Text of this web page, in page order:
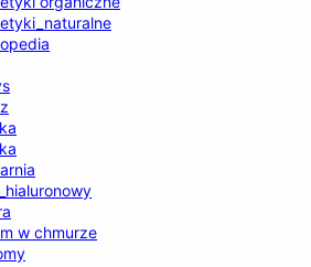
w chmurze